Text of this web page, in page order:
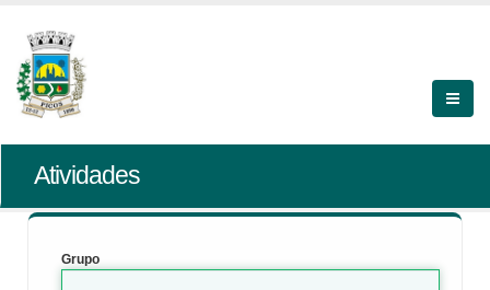
Atividades
Grupo